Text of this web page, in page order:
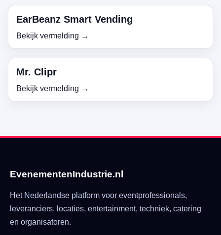
EarBeanz Smart Vending
Bekijk vermelding →
Mr. Clipr
Bekijk vermelding →
EvenementenIndustrie.nl
Het Nederlandse platform voor eventprofessionals,
leveranciers, locaties, entertainment, techniek, catering
en organisatoren.